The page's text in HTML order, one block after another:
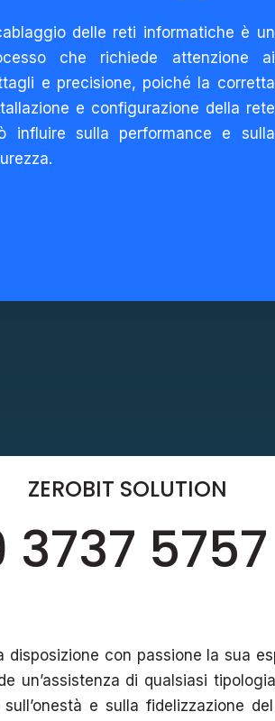
delle reti informatiche è un
che richiede attenzione ai
e precisione, poiché la corretta
e configurazione della rete
influire sulla performance e sulla
ZEROBIT SOLUTION
3737
con passione la sua
un’assistenza di qualsiasi
e sulla fidelizzazione
CORSI DI